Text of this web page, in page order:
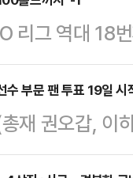
이 이글 1개,
132타로 우승
피한 선택이
(30)을 계약기
5000만원)에
업을 품고 있던
리그 역대 18
3개월 7일의
100홀드 기록
단해 2022시
터 본격적으로
수 부문 팬 투표 19일 시
재 권오갑, 이
정하기 위한 팬